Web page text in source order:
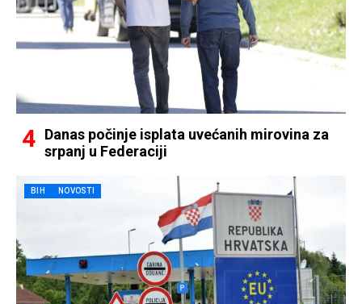
Danas počinje isplata uvećanih mirovina za
srpanj u Federaciji
BIH NOVOSTI